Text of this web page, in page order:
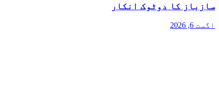
سازباز کا دوٹوک انکار
اگست 6, 2026